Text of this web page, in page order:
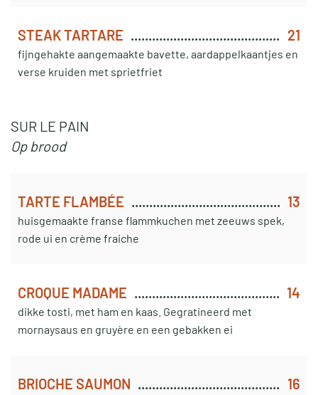
STEAK TARTARE 21
fijngehakte aangemaakte bavette, aardappelkaantjes en
verse kruiden met sprietfriet
SUR LE PAIN
Op brood
TARTE FLAMBÉE 13
huisgemaakte franse flammkuchen met zeeuws spek,
rode ui en crème fraiche
CROQUE MADAME 14
dikke tosti, met ham en kaas. Gegratineerd met
mornaysaus en gruyère en een gebakken ei
BRIOCHE SAUMON 16